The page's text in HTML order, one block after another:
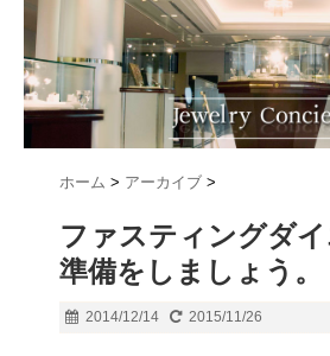
ホーム > アーカイブ >
ファスティングダ
準備をしましょう。
2014/12/14 2015/11/26